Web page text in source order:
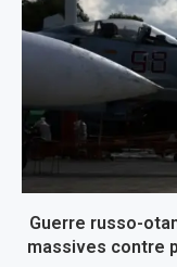
Guerre russo-
massives contre